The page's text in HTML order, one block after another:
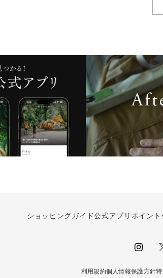
ショッピングガイド公式アプリ ポイント
利用規約個人情報保護方針